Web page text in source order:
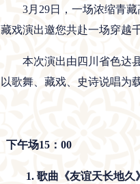
3月29日，一场浓缩青
藏戏演出邀您共赴一场穿越
本次演出由四川省色达
以歌舞、藏戏、史诗说唱为
下午场15 ： 00
1. 歌曲《友谊天长地久》